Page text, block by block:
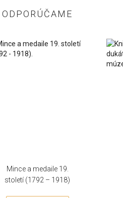
ODPORÚČAME
Mince a medaile 19.
století (1792 – 1918)